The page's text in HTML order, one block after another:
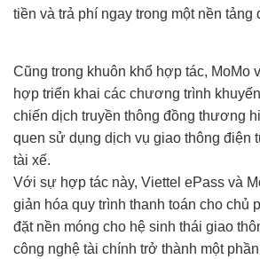
tiền và trả phí ngay trong một nền tảng
Cũng trong khuôn khổ hợp tác, MoMo
hợp triển khai các chương trình
chiến dịch truyền thông đồng thương
quen sử dụng dịch vụ giao thông điện
tài xế.
Với sự hợp tác này, Viettel ePass và
giản hóa quy trình thanh toán cho chủ
đặt nền móng cho hệ sinh thái giao
công nghệ tài chính trở thành một